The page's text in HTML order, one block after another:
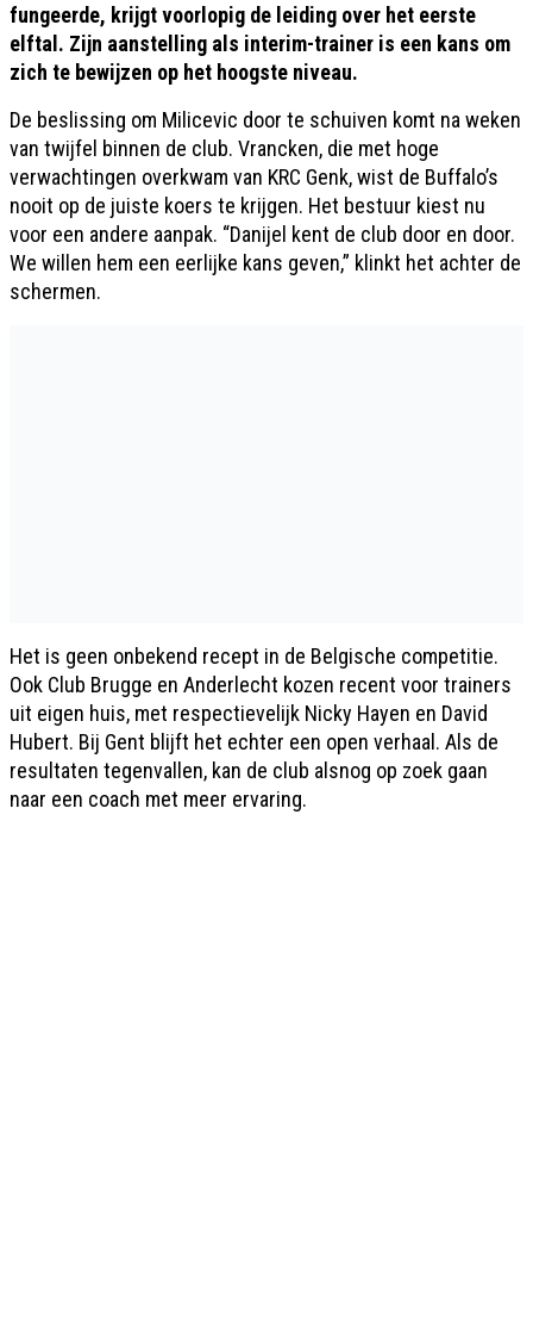
fungeerde, krijgt voorlopig de leiding over het eerste
elftal. Zijn aanstelling als interim-trainer is een kans om
zich te bewijzen op het hoogste niveau.
De beslissing om Milicevic door te schuiven komt na weken
van twijfel binnen de club. Vrancken, die met hoge
verwachtingen overkwam van KRC Genk, wist de Buffalo’s
nooit op de juiste koers te krijgen. Het bestuur kiest nu
voor een andere aanpak. “Danijel kent de club door en door.
We willen hem een eerlijke kans geven,” klinkt het achter de
schermen.
Het is geen onbekend recept in de Belgische competitie.
Ook Club Brugge en Anderlecht kozen recent voor trainers
uit eigen huis, met respectievelijk Nicky Hayen en David
Hubert. Bij Gent blijft het echter een open verhaal. Als de
resultaten tegenvallen, kan de club alsnog op zoek gaan
naar een coach met meer ervaring.